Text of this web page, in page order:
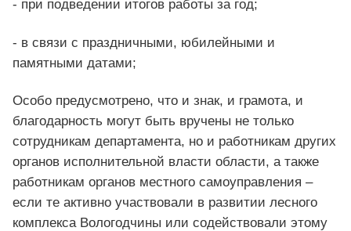
- при подведении итогов работы за год;
- в связи с праздничными, юбилейными и
памятными датами;
Особо предусмотрено, что и знак, и грамота, и
благодарность могут быть вручены не только
сотрудникам департамента, но и работникам других
органов исполнительной власти области, а также
работникам органов местного самоуправления –
если те активно участвовали в развитии лесного
комплекса Вологодчины или содействовали этому